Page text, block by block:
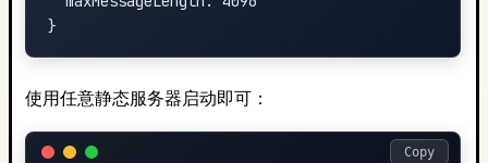
使用任意静态服务器启动即可：
Copy